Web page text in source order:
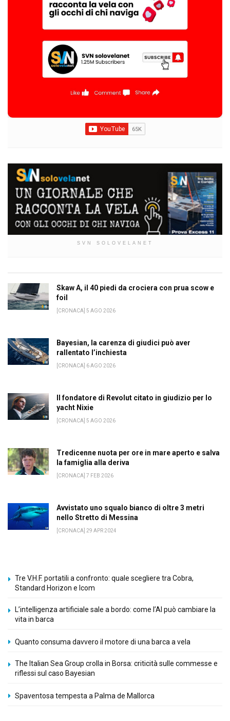
SVN SOLOVELANET
Skaw A, il 40 piedi da crociera con prua scow e
foil
[CRONACA] 5 AGO 2026
Bayesian, la carenza di giudici può aver
rallentato l’inchiesta
[CRONACA] 6 AGO 2026
Il fondatore di Revolut citato in giudizio per lo
yacht Nixie
[CRONACA] 5 AGO 2026
Tredicenne nuota per ore in mare aperto e salva
la famiglia alla deriva
[CRONACA] 7 FEB 2026
Avvistato uno squalo bianco di oltre 3 metri
nello Stretto di Messina
[CRONACA] 29 APR 2024
Tre V.H.F. portatili a confronto: quale scegliere tra Cobra,
Standard Horizon e Icom
L’intelligenza artificiale sale a bordo: come l’AI può cambiare la
vita in barca
Quanto consuma davvero il motore di una barca a vela
The Italian Sea Group crolla in Borsa: criticità sulle commesse e
riflessi sul caso Bayesian
Spaventosa tempesta a Palma de Mallorca